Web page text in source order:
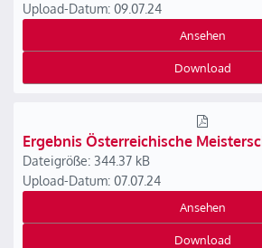
Upload-Datum: 09.07.24
Ansehen
Download
Ergebnis Österreichische
Dateigröße: 344.37 kB
Upload-Datum: 07.07.24
Ansehen
Download